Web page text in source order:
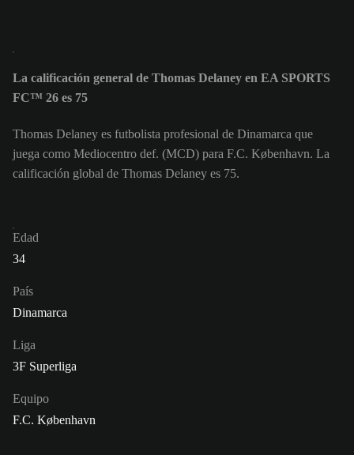
La calificación general de Thomas Delaney en EA SPORTS
FC™ 26 es 75
Thomas Delaney es futbolista profesional de Dinamarca que
juega como Mediocentro def. (MCD) para F.C. København. La
calificación global de Thomas Delaney es 75.
Edad
34
País
Dinamarca
Liga
3F Superliga
Equipo
F.C. København